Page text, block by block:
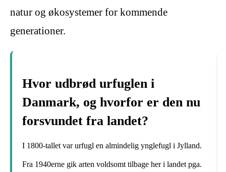
natur og økosystemer for kommende
generationer.
Hvor udbrød urfuglen i
Danmark, og hvorfor er den nu
forsvundet fra landet?
I 1800-tallet var urfugl en almindelig ynglefugl i Jylland.
Fra 1940erne gik arten voldsomt tilbage her i landet pga.